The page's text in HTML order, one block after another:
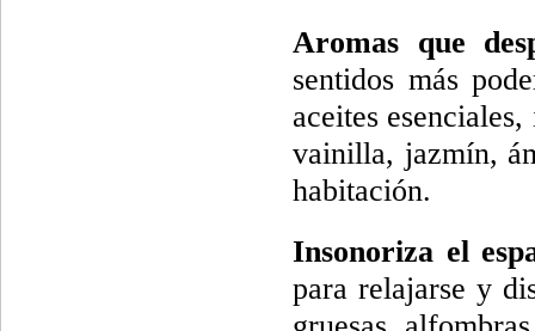
Aromas que
sentidos más
aceites
vainilla, jazmín,
habitación.
Insonoriza el
para relajarse y